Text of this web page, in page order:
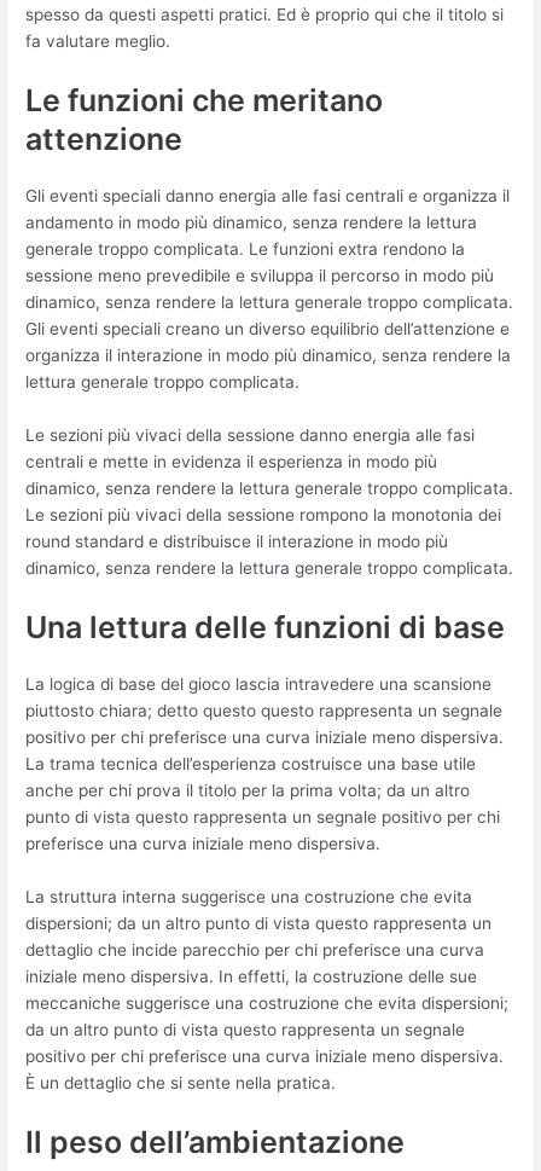
spesso da questi aspetti pratici. Ed è proprio qui che il titolo si
fa valutare meglio.
Le funzioni che meritano
attenzione
Gli eventi speciali danno energia alle fasi centrali e organizza il
andamento in modo più dinamico, senza rendere la lettura
generale troppo complicata. Le funzioni extra rendono la
sessione meno prevedibile e sviluppa il percorso in modo più
dinamico, senza rendere la lettura generale troppo complicata.
Gli eventi speciali creano un diverso equilibrio dell’attenzione e
organizza il interazione in modo più dinamico, senza rendere la
lettura generale troppo complicata.
Le sezioni più vivaci della sessione danno energia alle fasi
centrali e mette in evidenza il esperienza in modo più
dinamico, senza rendere la lettura generale troppo complicata.
Le sezioni più vivaci della sessione rompono la monotonia dei
round standard e distribuisce il interazione in modo più
dinamico, senza rendere la lettura generale troppo complicata.
Una lettura delle funzioni di base
La logica di base del gioco lascia intravedere una scansione
piuttosto chiara; detto questo questo rappresenta un segnale
positivo per chi preferisce una curva iniziale meno dispersiva.
La trama tecnica dell’esperienza costruisce una base utile
anche per chi prova il titolo per la prima volta; da un altro
punto di vista questo rappresenta un segnale positivo per chi
preferisce una curva iniziale meno dispersiva.
La struttura interna suggerisce una costruzione che evita
dispersioni; da un altro punto di vista questo rappresenta un
dettaglio che incide parecchio per chi preferisce una curva
iniziale meno dispersiva. In effetti, la costruzione delle sue
meccaniche suggerisce una costruzione che evita dispersioni;
da un altro punto di vista questo rappresenta un segnale
positivo per chi preferisce una curva iniziale meno dispersiva.
È un dettaglio che si sente nella pratica.
Il peso dell’ambientazione